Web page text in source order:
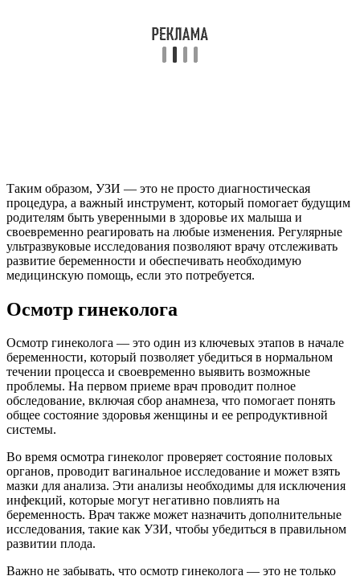
Таким образом, УЗИ — это не просто диагностическая
процедура, а важный инструмент, который помогает будущим
родителям быть уверенными в здоровье их малыша и
своевременно реагировать на любые изменения. Регулярные
ультразвуковые исследования позволяют врачу отслеживать
развитие беременности и обеспечивать необходимую
медицинскую помощь, если это потребуется.
Осмотр гинеколога
Осмотр гинеколога — это один из ключевых этапов в начале
беременности, который позволяет убедиться в нормальном
течении процесса и своевременно выявить возможные
проблемы. На первом приеме врач проводит полное
обследование, включая сбор анамнеза, что помогает понять
общее состояние здоровья женщины и ее репродуктивной
системы.
Во время осмотра гинеколог проверяет состояние половых
органов, проводит вагинальное исследование и может взять
мазки для анализа. Эти анализы необходимы для исключения
инфекций, которые могут негативно повлиять на
беременность. Врач также может назначить дополнительные
исследования, такие как УЗИ, чтобы убедиться в правильном
развитии плода.
Важно не забывать, что осмотр гинеколога — это не только